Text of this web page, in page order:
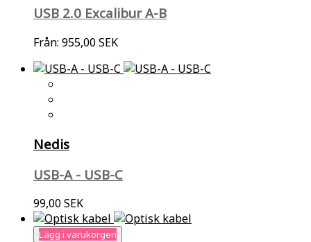
USB 2.0 Excalibur A-B
Från: 955,00 SEK
Nedis
USB-A - USB-C
99,00 SEK
Lägg i varukorgen